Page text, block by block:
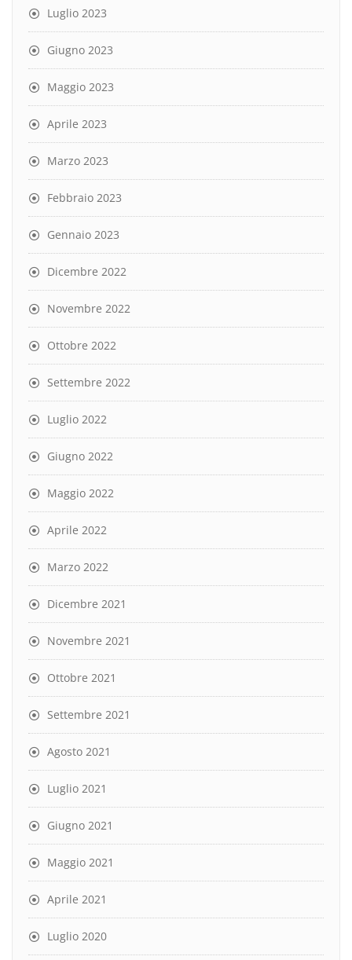
Luglio 2023
Giugno 2023
Maggio 2023
Aprile 2023
Marzo 2023
Febbraio 2023
Gennaio 2023
Dicembre 2022
Novembre 2022
Ottobre 2022
Settembre 2022
Luglio 2022
Giugno 2022
Maggio 2022
Aprile 2022
Marzo 2022
Dicembre 2021
Novembre 2021
Ottobre 2021
Settembre 2021
Agosto 2021
Luglio 2021
Giugno 2021
Maggio 2021
Aprile 2021
Luglio 2020